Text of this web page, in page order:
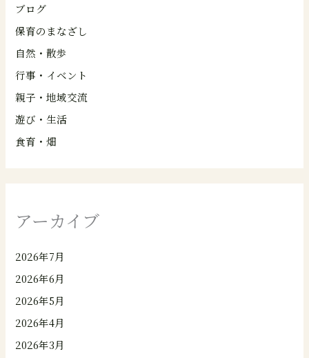
ブログ
保育のまなざし
自然・散歩
行事・イベント
親子・地域交流
遊び・生活
食育・畑
アーカイブ
2026年7月
2026年6月
2026年5月
2026年4月
2026年3月